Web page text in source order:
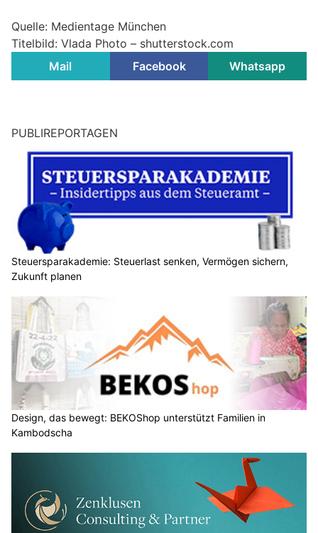
Quelle: Medientage München
Titelbild: Vlada Photo – shutterstock.com
Mail
Facebook Whatsapp
PUBLIREPORTAGEN
Steuersparakademie: Steuerlast senken, Vermögen sichern,
Zukunft planen
Design, das bewegt: BEKOShop unterstützt Familien in
Kambodscha